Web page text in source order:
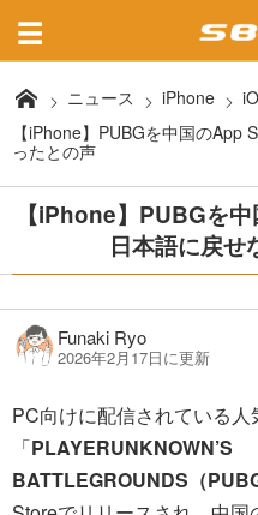
ニュース iPhone
【iPhone】PUBGを中国のApp
ったとの声
【iPhone】PUBGを
日本語に戻せ
Funaki Ryo
2026年2月17日に更新
PC向けに配信されている
「PLAYERUNKNOWN’S
BATTLEGROUNDS（